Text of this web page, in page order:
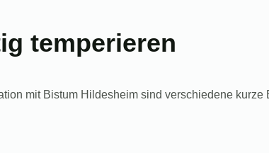
temperieren
mit Bistum Hildesheim sind verschiedene kurze